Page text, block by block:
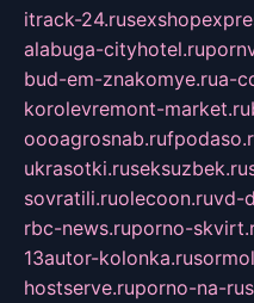
itrack-24.ru
alabuga-cityhotel.ru
bud-em-znakomye.rua-
korolevremont-market.ru
oooagrosnab.ru
ukrasotki.ruseksuzbek.ru
sovratili.ruolecoon.ruvd-
rbc-news.ruporno-
13autor-kolonka.ru
hostserve.ruporno-na-